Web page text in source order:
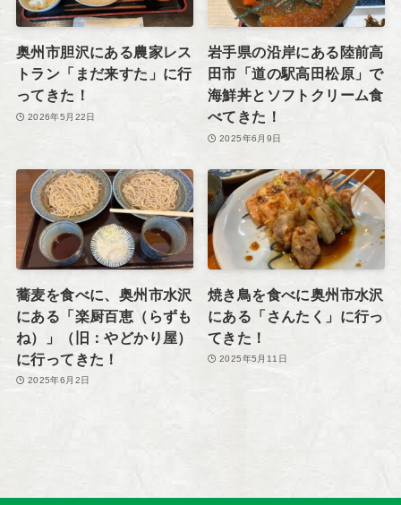
奥州市胆沢にある農家レス
トラン「まだ来すた」に行
ってきた！
2026年5月22日
岩手県の沿岸にある陸前高
田市「道の駅高田松原」で
海鮮丼とソフトクリーム食
べてきた！
2025年6月9日
蕎麦を食べに、奥州市水沢
にある「楽厨百恵（らずも
ね）」（旧：やどかり屋）
に行ってきた！
2025年6月2日
焼き鳥を食べに奥州市水沢
にある「さんたく」に行っ
てきた！
2025年5月11日